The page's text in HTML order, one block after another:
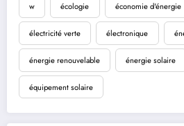
w écologie économie d'énergie
électricité verte électronique
énergie renouvelable énergie solaire
équipement solaire